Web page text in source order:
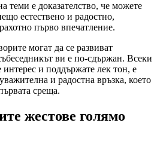
теми е доказателство, че можете
естествено и радостно,
първо впечатление.
могат да се развиват
ви е по-сдържан. Всеки
интерес и поддържате лек тон, е
и радостна връзка, което
среща.
жестове голямо